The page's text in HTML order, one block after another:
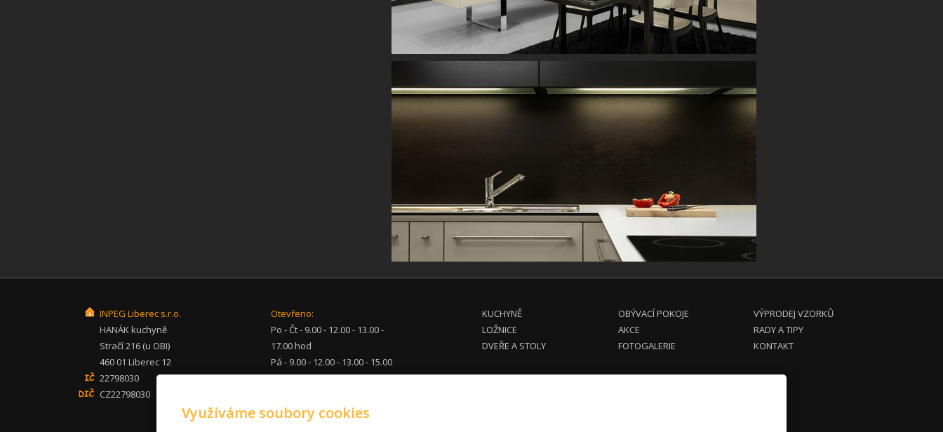
INPEG Liberec s.r.o.
HANÁK kuchyně
Stračí 216 (u OBI)
460 01 Liberec 12
22798030
CZ22798030
Otevřeno:
Po - Čt - 9.00 - 12.00 - 13.00 -
17.00 hod
Pá - 9.00 - 12.00 - 13.00 - 15.00
hod
inpeg@inpeg.cz
KUCHYNĚ
LOŽNICE
DVEŘE A STOLY
OBÝVACÍ POKOJE
AKCE
FOTOGALERIE
VÝPRODEJ VZORKŮ
RADY A TIPY
KONTAKT
Využíváme soubory cookies